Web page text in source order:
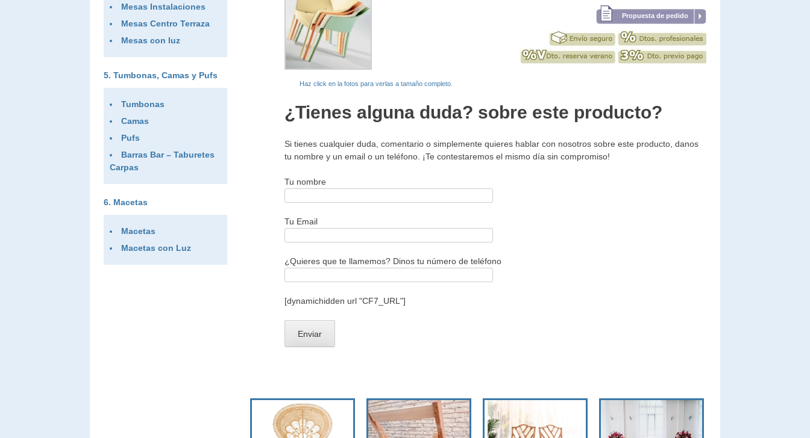
Haz click en la fotos para verlas a tamaño completo.
Propuesta de pedido
¿Tienes alguna duda? sobre este producto?
Si tienes cualquier duda, comentario o simplemente quieres hablar con nosotros sobre este producto, danos
tu nombre y un email o un teléfono. ¡Te contestaremos el mismo día sin compromiso!
Tu nombre
Tu Email
¿Quieres que te llamemos? Dinos tu número de teléfono
[dynamichidden url "CF7_URL"]
Mesas Instalaciones
Mesas Centro Terraza
Mesas con luz
Tumbonas, Camas y Pufs
Tumbonas
Camas
Pufs
Barras Bar – Taburetes
Carpas
Macetas
Macetas
Macetas con Luz